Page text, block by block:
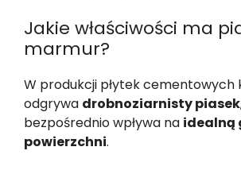
Jakie właściwości ma
marmur?
W produkcji płytek cementowych
odgrywa drobnoziarnisty piasek
bezpośrednio wpływa na idealną
powierzchni.